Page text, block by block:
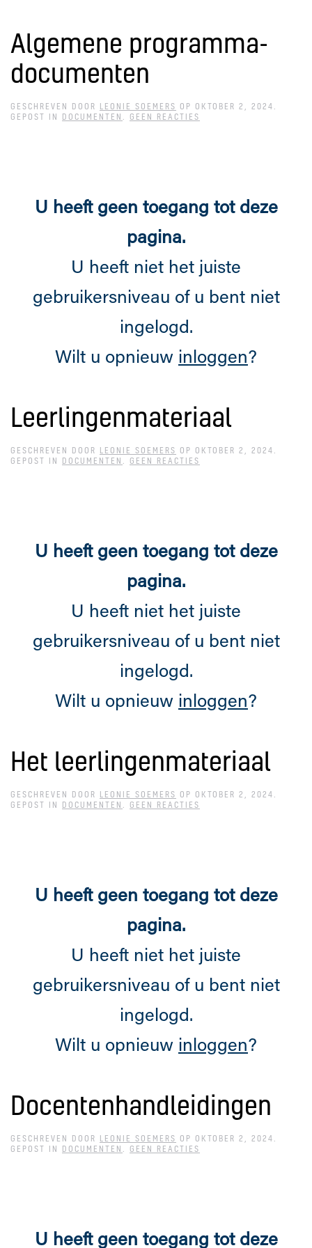
Overslaan en naar de inhoud gaan
Algemene programma-
documenten
GESCHREVEN DOOR LEONIE SOEMERS OP OKTOBER 2, 2024 .
GEPOST IN
DOCUMENTEN . GEEN REACTIES
U heeft geen toegang tot deze
pagina.
U heeft niet het juiste
gebruikersniveau of u bent niet
ingelogd.
Wilt u opnieuw inloggen?
Leerlingenmateriaal
GESCHREVEN DOOR LEONIE SOEMERS OP OKTOBER 2, 2024 .
GEPOST IN
DOCUMENTEN . GEEN REACTIES
U heeft geen toegang tot deze
pagina.
U heeft niet het juiste
gebruikersniveau of u bent niet
ingelogd.
Wilt u opnieuw inloggen?
Het leerlingenmateriaal
GESCHREVEN DOOR LEONIE SOEMERS OP OKTOBER 2, 2024 .
GEPOST IN
DOCUMENTEN . GEEN REACTIES
U heeft geen toegang tot deze
pagina.
U heeft niet het juiste
gebruikersniveau of u bent niet
ingelogd.
Wilt u opnieuw inloggen?
Docentenhandleidingen
GESCHREVEN DOOR LEONIE SOEMERS OP OKTOBER 2, 2024 .
GEPOST IN
DOCUMENTEN . GEEN REACTIES
U heeft geen toegang tot deze